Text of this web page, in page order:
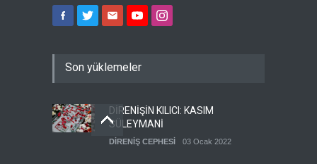
Son yüklemeler
DİRENİŞİN KILICI: KASIM
SÜLEYMANİ
DİRENİŞ CEPHESİ 03 Ocak 2022